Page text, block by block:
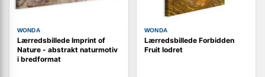
WONDA
Lærredsbillede Imprint of
Nature - abstrakt naturmotiv
i bredformat
WONDA
Lærredsbillede Forbidden
Fruit lodret